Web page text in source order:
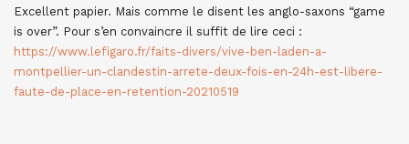
Excellent papier. Mais comme le disent les anglo-saxons “game
is over”. Pour s’en convaincre il suffit de lire ceci :
https://www.lefigaro.fr/faits-divers/vive-ben-laden-a-
montpellier-un-clandestin-arrete-deux-fois-en-24h-est-libere-
faute-de-place-en-retention-20210519